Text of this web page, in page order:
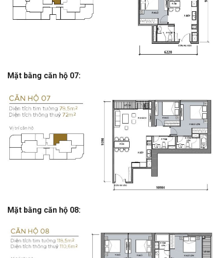
Mặt bằng căn hộ 07:
Mặt bằng căn hộ 08: